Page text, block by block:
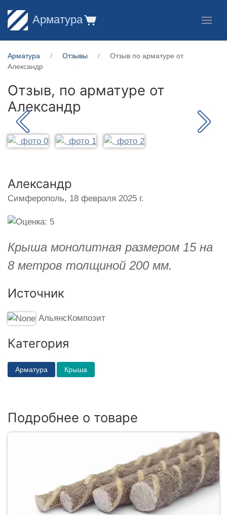
Арматура
Арматура Отзывы
Отзыв по арматуре от
Александр
Отзыв, по арматуре от
Александр
Александр
Симферополь, 18 февраля 2025 г.
Крыша монолитная размером 15 на
8 метров толщиной 200 мм.
Источник
АльянсКомпозит
Категория
Арматура Крыша
Подробнее о товаре